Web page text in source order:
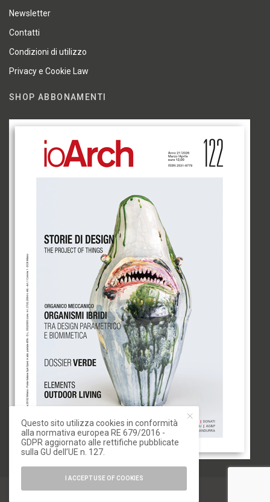
Newsletter
Contatti
Condizioni di utilizzo
Privacy e Cookie Law
SHOP ABBONAMENTI
© 2020 IoArch. All Rights Reserved.
Questo sito utilizza cookies in conformità
alla normativa europea RE 679/2016 -
GDPR aggiornato alle rettifiche pubblicate
sulla GU dell’UE n. 127.
I ACCEPT USE OF COOKIES